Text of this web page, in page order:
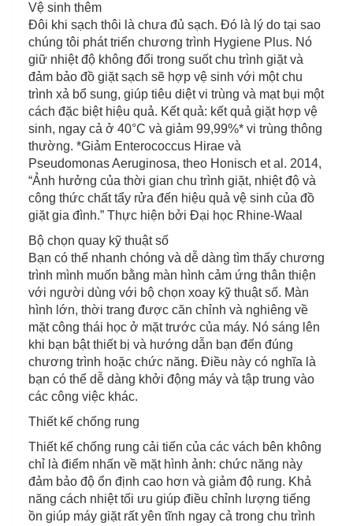
Vệ sinh thêm
Đôi khi sạch thôi là chưa đủ sạch. Đó là lý do tại sao
chúng tôi phát triển chương trình Hygiene Plus. Nó
giữ nhiệt độ không đổi trong suốt chu trình giặt và
đảm bảo đồ giặt sạch sẽ hợp vệ sinh với một chu
trình xả bổ sung, giúp tiêu diệt vi trùng và mạt bụi một
cách đặc biệt hiệu quả. Kết quả: kết quả giặt hợp vệ
sinh, ngay cả ở 40°C và giảm 99,99%* vi trùng thông
thường. *Giảm Enterococcus Hirae và
Pseudomonas Aeruginosa, theo Honisch et al. 2014,
“Ảnh hưởng của thời gian chu trình giặt, nhiệt độ và
công thức chất tẩy rửa đến hiệu quả vệ sinh của đồ
giặt gia đình.” Thực hiện bởi Đại học Rhine-Waal
Bộ chọn quay kỹ thuật số
Bạn có thể nhanh chóng và dễ dàng tìm thấy chương
trình mình muốn bằng màn hình cảm ứng thân thiện
với người dùng với bộ chọn xoay kỹ thuật số. Màn
hình lớn, thời trang được căn chỉnh và nghiêng về
mặt công thái học ở mặt trước của máy. Nó sáng lên
khi bạn bật thiết bị và hướng dẫn bạn đến đúng
chương trình hoặc chức năng. Điều này có nghĩa là
bạn có thể dễ dàng khởi động máy và tập trung vào
các công việc khác.
Thiết kế chống rung
Thiết kế chống rung cải tiến của các vách bên không
chỉ là điểm nhấn về mặt hình ảnh: chức năng này
đảm bảo độ ổn định cao hơn và giảm độ rung. Khả
năng cách nhiệt tối ưu giúp điều chỉnh lượng tiếng
ồn giúp máy giặt rất yên tĩnh ngay cả trong chu trình